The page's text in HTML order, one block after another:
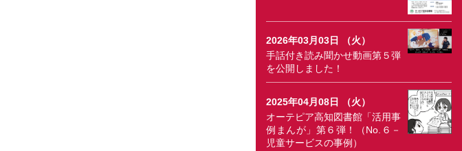
2026年03月03日 （火）
手話付き読み聞かせ動画第５弾
を公開しました！
2025年04月08日 （火）
オーテピア高知図書館「活用事
例まんが」第６弾！（No.６－
児童サービスの事例）